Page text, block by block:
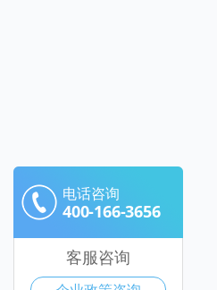
电话咨询
400-166-3656
客服咨询